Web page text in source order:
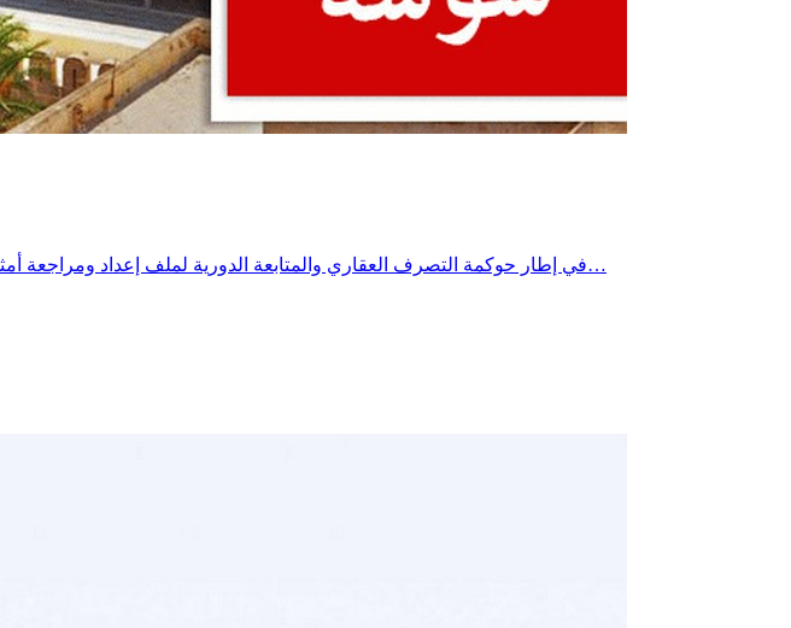
في إطار حوكمة التصرف العقاري والمتابعة الدورية لملف إعداد ومراجعة أمثلة التهيئة العمرانية، و متابعة توصيات جلسة 25 ماي 2026، أشرف السيد سفيان التنفوري، والي سوسة، يوم…